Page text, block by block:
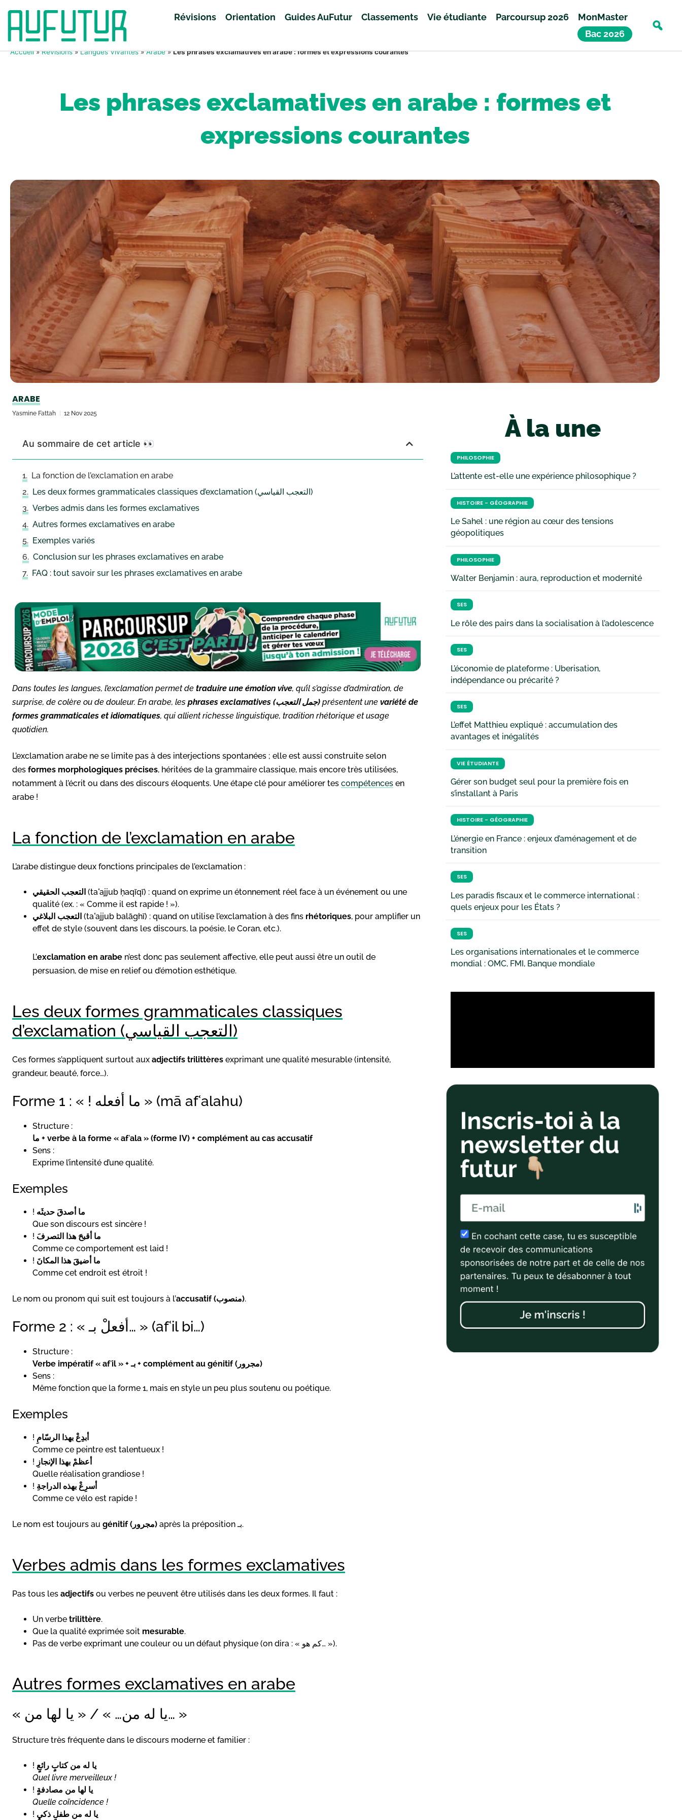
Révisions Orientation Guides AuFutur Classements Vie étudiante Parcoursup 2026
MonMaster
Bac 2026
Accueil»Révisions»Langues Vivantes»Arabe»Les phrases exclamatives en arabe : formes et expressions courantes
Les phrases exclamatives en arabe : formes et
expressions courantes
ARABE
Yasmine Fattah 12 Nov 2025
Au sommaire de cet article 👀
La fonction de l’exclamation en arabe
Les deux formes grammaticales classiques d’exclamation (التعجب القياسي)
Verbes admis dans les formes exclamatives
Autres formes exclamatives en arabe
Exemples variés
Conclusion sur les phrases exclamatives en arabe
FAQ : tout savoir sur les phrases exclamatives en arabe
Dans toutes les langues, l’exclamation permet de traduire une émotion vive, qu’il s’agisse d’admiration, de
surprise, de colère ou de douleur. En arabe, les
phrases exclamatives (جمل التعجب) présentent une variété de
formes grammaticales et idiomatiques, qui allient richesse linguistique, tradition rhétorique et usage
quotidien.
L’exclamation arabe ne se limite pas à des interjections spontanées ; elle est aussi construite selon
des formes morphologiques précises, héritées de la grammaire classique, mais encore très utilisées,
notamment à l’écrit ou dans des discours éloquents. Une étape clé pour améliorer tes compétences en
arabe !
La fonction de l’exclamation en arabe
L’arabe distingue deux fonctions principales de l’exclamation :
التعجب الحقيقي (taʿajjub ḥaqīqī) : quand on exprime un étonnement réel face à un événement ou une
qualité (ex. : « Comme il est rapide ! »).
التعجب البلاغي (taʿajjub balāghī) : quand on utilise l’exclamation à des fins rhétoriques, pour amplifier un
effet de style (souvent dans les discours, la poésie, le Coran, etc.).
L’exclamation en arabe n’est donc pas seulement affective, elle peut aussi être un outil de
persuasion, de mise en relief ou d’émotion esthétique.
Les deux formes grammaticales classiques
d’exclamation (التعجب القياسي)
Ces formes s’appliquent surtout aux adjectifs trilittères exprimant une qualité mesurable (intensité,
grandeur, beauté, force…).
Forme 1 : « ! ما أفعله » (mā afʿalahu)
Structure :
ما + verbe à la forme « afʿala » (forme IV) + complément au cas accusatif
Sens :
Exprime l’intensité d’une qualité.
Exemples
! ما أصدقَ حديثَه
Que son discours est sincère !
! ما أقبحَ هذا التصرفَ
Comme ce comportement est laid !
! ما أضيقَ هذا المكانَ
Comme cet endroit est étroit !
Le nom ou pronom qui suit est toujours à l’ accusatif (منصوب).
Forme 2 : « أفعلْ بـ… » (afʿil bi…)
Structure :
Verbe impératif « afʿil » + بـ + complément au génitif (مجرور)
Sens :
Même fonction que la forme 1, mais en style un peu plus soutenu ou poétique.
Exemples
! أبدِعْ بهذا الرسّامِ
Comme ce peintre est talentueux !
! أعظمْ بهذا الإنجازِ
Quelle réalisation grandiose !
! أسرِعْ بهذه الدراجةِ
Comme ce vélo est rapide !
Le nom est toujours au génitif (مجرور) après la préposition بـ.
Verbes admis dans les formes exclamatives
Pas tous les adjectifs ou verbes ne peuvent être utilisés dans les deux formes. Il faut :
Un verbe trilittère.
Que la qualité exprimée soit mesurable.
Pas de verbe exprimant une couleur ou un défaut physique (on dira : « كم هو… »).
Autres formes exclamatives en arabe
« يا له من… » / « يا لها من… »
Structure très fréquente dans le discours moderne et familier :
! يا له من كتابٍ رائعٍ
Quel livre merveilleux !
! يا لها من مصادفةٍ
Quelle coïncidence !
! يا له من طفلٍ ذكيٍ
À la une
PHILOSOPHIE
L’attente est-elle une expérience philosophique ?
HISTOIRE - GÉOGRAPHIE
Le Sahel : une région au cœur des tensions
géopolitiques
PHILOSOPHIE
Walter Benjamin : aura, reproduction et modernité
SES
Le rôle des pairs dans la socialisation à l’adolescence
SES
L’économie de plateforme : Uberisation,
indépendance ou précarité ?
SES
L’effet Matthieu expliqué : accumulation des
avantages et inégalités
VIE ÉTUDIANTE
Gérer son budget seul pour la première fois en
s’installant à Paris
HISTOIRE - GÉOGRAPHIE
L’énergie en France : enjeux d’aménagement et de
transition
SES
Les paradis fiscaux et le commerce international :
quels enjeux pour les États ?
SES
Les organisations internationales et le commerce
mondial : OMC, FMI, Banque mondiale